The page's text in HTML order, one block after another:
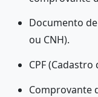
Documento
ou CNH).
CPF (Cadastro
Comprovante